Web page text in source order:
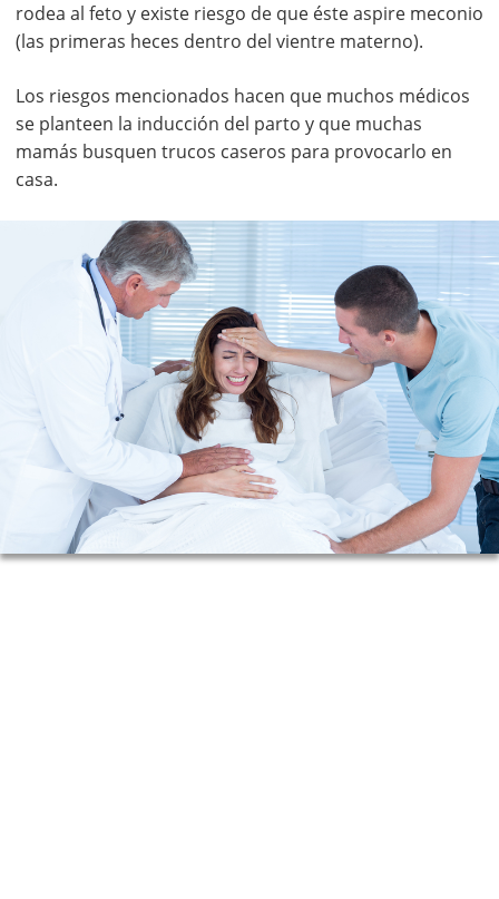
rodea al feto y existe riesgo de que éste aspire meconio
(las primeras heces dentro del vientre materno).
Los riesgos mencionados hacen que muchos médicos
se planteen la inducción del parto y que muchas
mamás busquen trucos caseros para provocarlo en
casa.